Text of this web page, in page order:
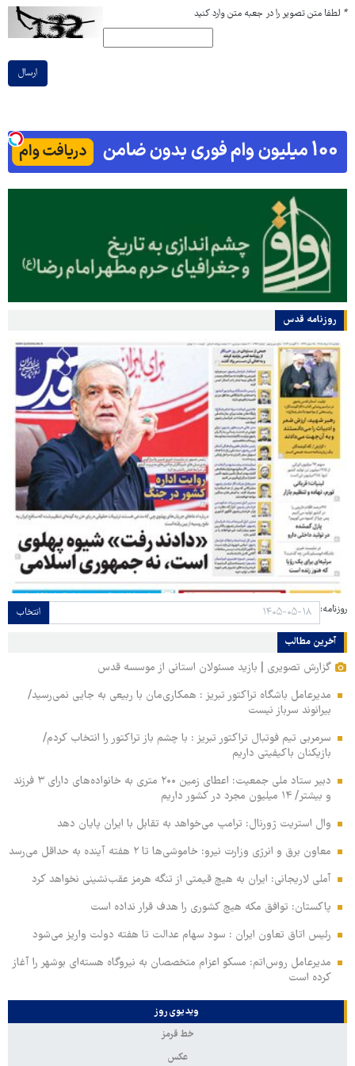
* لطفا متن تصویر را در جعبه متن وارد کنید
ارسال
روزنامه قدس
روزنامه: انتخاب
آخرین مطالب
گزارش تصویری | بازید مسئولان استانی از موسسه قدس
مدیرعامل باشگاه تراکتور تبریز : همکاری‌مان با ربیعی به جایی نمی‌رسید/
بیرانوند سرباز نیست
سرمربی تیم فوتبال تراکتور تبریز : با چشم باز تراکتور را انتخاب کردم/
بازیکنان باکیفیتی داریم
دبیر ستاد ملی جمعیت: اعطای زمین ۲۰۰ متری به خانواده‌های دارای ۳ فرزند
و بیشتر/ ۱۴ میلیون مجرد در کشور داریم
وال‌ استریت ژورنال: ترامپ می‌خواهد به تقابل با ایران پایان دهد
معاون برق و انرژی وزارت نیرو: خاموشی‌ها تا ۲ هفته آینده به حداقل می‌رسد
آملی‌ لاریجانی: ایران به هیچ قیمتی از تنگه هرمز عقب‌نشینی نخواهد کرد
پاکستان: توافق مکه هیچ کشوری را هدف قرار نداده است
رئیس اتاق تعاون ایران : سود سهام عدالت تا هفته دولت واریز می‌شود
مدیرعامل روس‌اتم: مسکو اعزام متخصصان به نیروگاه هسته‌ای بوشهر را آغاز
کرده‌ است
ویدیوی روز
خط قرمز
عکس